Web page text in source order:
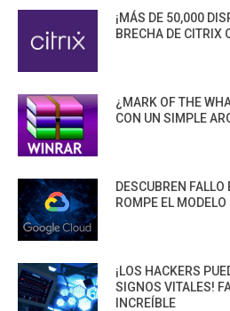
¡MÁS DE 50,000
BRECHA DE CITRIX
¿MARK OF THE
CON UN SIMPLE
DESCUBREN FALLO
ROMPE EL
¡LOS HACKERS
SIGNOS VITALES!
INCREÍBLE